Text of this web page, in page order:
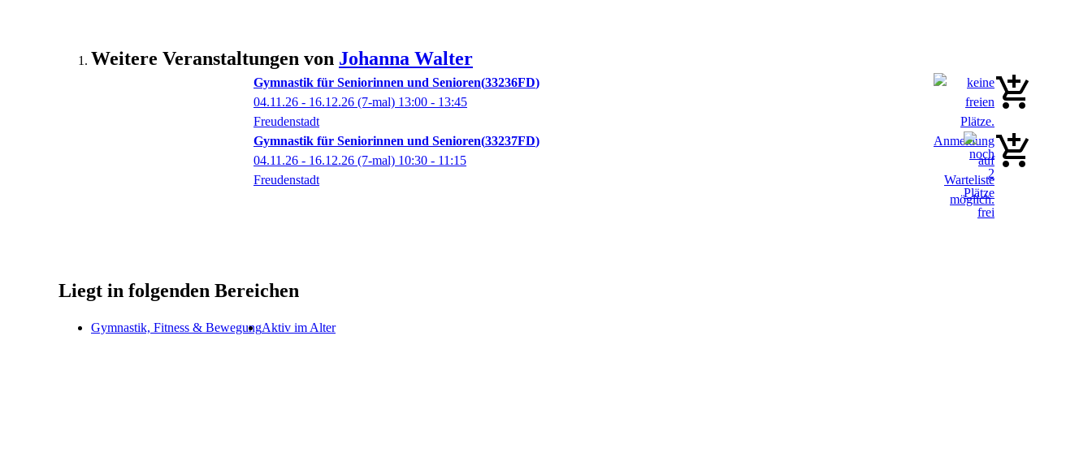
Weitere Veranstaltungen von Johanna Walter
Gymnastik für Seniorinnen und Senioren 33236FD
04.11.26 - 16.12.26 (7-mal) 13:00 - 13:45
Freudenstadt
Gymnastik für Seniorinnen und Senioren 33237FD
04.11.26 - 16.12.26 (7-mal) 10:30 - 11:15
Freudenstadt
Liegt in folgenden Bereichen
Gymnastik, Fitness & BewegungAktiv im Alter